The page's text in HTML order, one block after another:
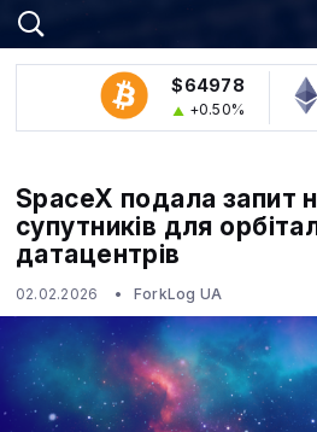
$64978
+0.50%
SpaceX подала запит
супутників для
датацентрів
02.02.2026 ForkLog UA